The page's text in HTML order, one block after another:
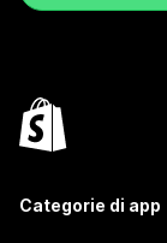
Categorie di app